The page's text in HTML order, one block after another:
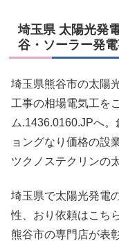
埼玉県 太陽光発
谷・ソーラー発
埼玉県熊谷市の太陽
工事の相場電気工を
ム.1436.0160.JPへ
ョングなり価格の設
ツクノステクリンの
埼玉県で太陽光発電
性、おり依頼はこち
熊谷市の専門店が表